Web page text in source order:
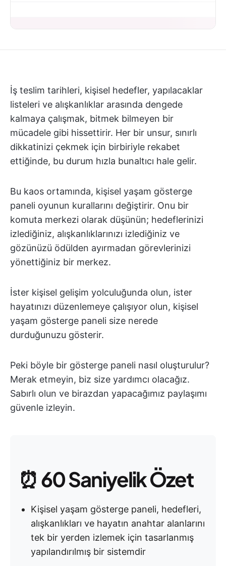
İş teslim tarihleri, kişisel hedefler, yapılacaklar
listeleri ve alışkanlıklar arasında dengede
kalmaya çalışmak, bitmek bilmeyen bir
mücadele gibi hissettirir. Her bir unsur, sınırlı
dikkatinizi çekmek için birbiriyle rekabet
ettiğinde, bu durum hızla bunaltıcı hale gelir.
Bu kaos ortamında, kişisel yaşam gösterge
paneli oyunun kurallarını değiştirir. Onu bir
komuta merkezi olarak düşünün; hedeflerinizi
izlediğiniz, alışkanlıklarınızı izlediğiniz ve
gözünüzü ödülden ayırmadan görevlerinizi
yönettiğiniz bir merkez.
İster kişisel gelişim yolculuğunda olun, ister
hayatınızı düzenlemeye çalışıyor olun, kişisel
yaşam gösterge paneli size nerede
durduğunuzu gösterir.
Peki böyle bir gösterge paneli nasıl oluşturulur?
Merak etmeyin, biz size yardımcı olacağız.
Sabırlı olun ve birazdan yapacağımız paylaşımı
güvenle izleyin.
⏰60 Saniyelik Özet
Kişisel yaşam gösterge paneli, hedefleri,
alışkanlıkları ve hayatın anahtar alanlarını
tek bir yerden izlemek için tasarlanmış
yapılandırılmış bir sistemdir